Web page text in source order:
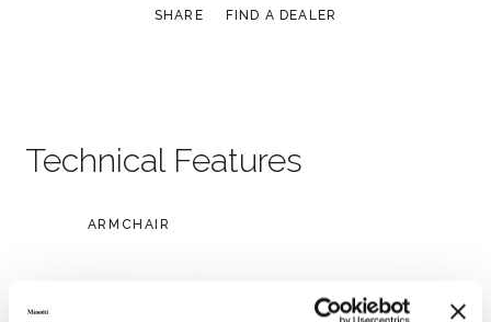
SHARE FIND A DEALER
Technical Features
ARMCHAIR